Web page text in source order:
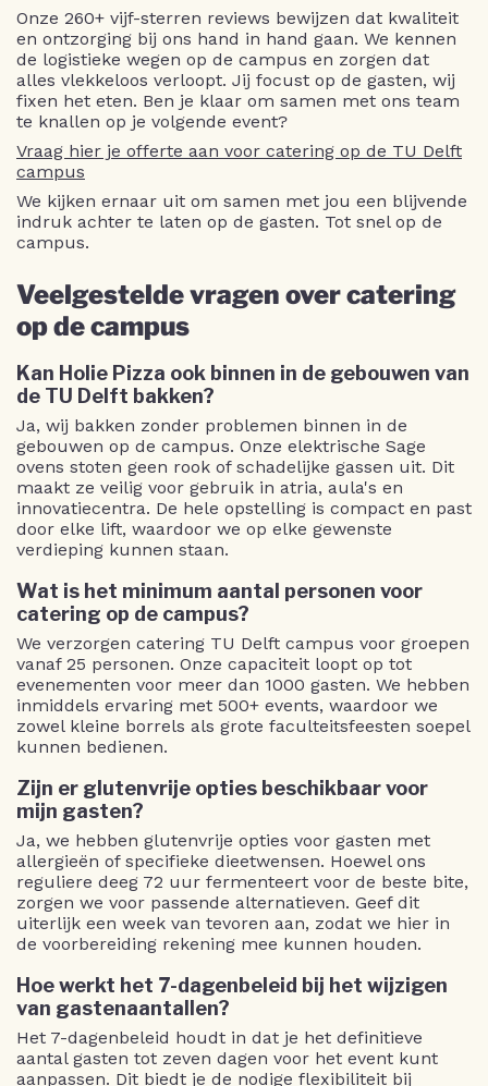
Onze 260+ vijf-sterren reviews bewijzen dat kwaliteit
en ontzorging bij ons hand in hand gaan. We kennen
de logistieke wegen op de campus en zorgen dat
alles vlekkeloos verloopt. Jij focust op de gasten, wij
fixen het eten. Ben je klaar om samen met ons team
te knallen op je volgende event?
Vraag hier je offerte aan voor catering op de TU Delft
campus
We kijken ernaar uit om samen met jou een blijvende
indruk achter te laten op de gasten. Tot snel op de
campus.
Veelgestelde vragen over catering
op de campus
Kan Holie Pizza ook binnen in de gebouwen van
de TU Delft bakken?
Ja, wij bakken zonder problemen binnen in de
gebouwen op de campus. Onze elektrische Sage
ovens stoten geen rook of schadelijke gassen uit. Dit
maakt ze veilig voor gebruik in atria, aula's en
innovatiecentra. De hele opstelling is compact en past
door elke lift, waardoor we op elke gewenste
verdieping kunnen staan.
Wat is het minimum aantal personen voor
catering op de campus?
We verzorgen catering TU Delft campus voor groepen
vanaf 25 personen. Onze capaciteit loopt op tot
evenementen voor meer dan 1000 gasten. We hebben
inmiddels ervaring met 500+ events, waardoor we
zowel kleine borrels als grote faculteitsfeesten soepel
kunnen bedienen.
Zijn er glutenvrije opties beschikbaar voor
mijn gasten?
Ja, we hebben glutenvrije opties voor gasten met
allergieën of specifieke dieetwensen. Hoewel ons
reguliere deeg 72 uur fermenteert voor de beste bite,
zorgen we voor passende alternatieven. Geef dit
uiterlijk een week van tevoren aan, zodat we hier in
de voorbereiding rekening mee kunnen houden.
Hoe werkt het 7-dagenbeleid bij het wijzigen
van gastenaantallen?
Het 7-dagenbeleid houdt in dat je het definitieve
aantal gasten tot zeven dagen voor het event kunt
aanpassen. Dit biedt je de nodige flexibiliteit bij